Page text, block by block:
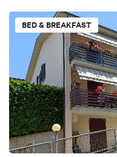
BED & BREAKFAST